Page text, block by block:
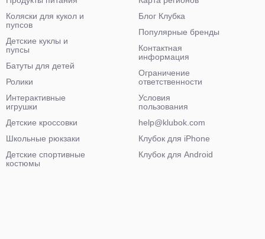
Коляски для кукол и
пупсов
Детские куклы и
пупсы
Батуты для детей
Ролики
Интерактивные
игрушки
Детские кроссовки
Школьные рюкзаки
Детские спортивные
костюмы
Блог Клубка
Популярные бренды
Контактная
информация
Ограничение
ответственности
Условия
пользования
help@klubok.com
Клубок для iPhone
Клубок для Android